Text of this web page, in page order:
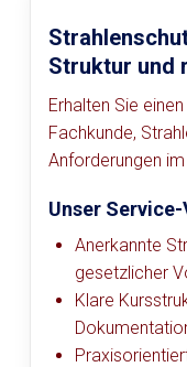
Struktur und
Erhalten Sie
Fachkunde,
Anforderungen
Unser
Anerkannte
gesetzlicher
Klare